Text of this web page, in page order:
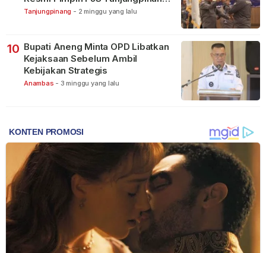
Bintan
Tanjungpinang - 2 minggu yang lalu
10 Bupati Aneng Minta OPD Libatkan
Kejaksaan Sebelum Ambil
Kebijakan Strategis
Anambas - 3 minggu yang lalu